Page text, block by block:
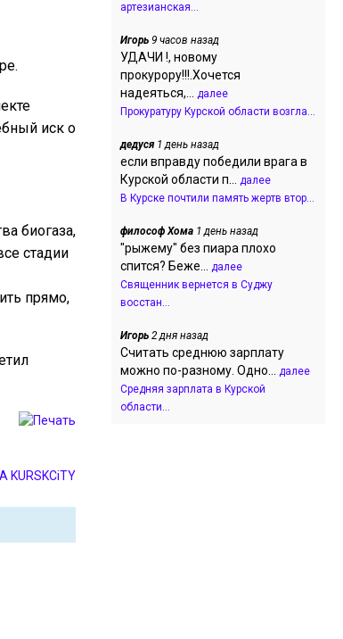
иск о
биогаза,
стадии
прямо,
KURSKCiTY
артезианская...
Игорь 9 часов назад
УДАЧИ !, новому
прокурору!!!.Хочется
надеяться,... далее
Прокуратуру Курской области возгла...
дедуся1 день назад
если вправду победили врага в
Курской области п... далее
В Курске почтили память жертв втор...
философ Хома 1 день назад
"рыжему" без пиара плохо
спится? Беже... далее
Священник вернется в Суджу
восстан...
Игорь 2 дня назад
Считать среднюю зарплату
можно по-разному. Одно... далее
Средняя зарплата в Курской
области...